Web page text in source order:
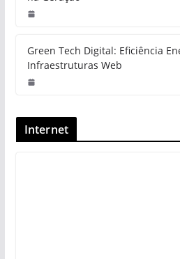
Green Tech Digital: Eficiência
Infraestruturas Web
Internet